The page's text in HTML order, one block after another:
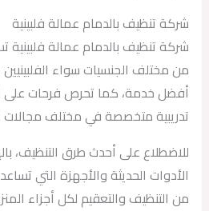
شركة تنظيف بالدمام عمالة فلبينية
شركة تنظيف بالدمام عمالة فلبينية
من مختلف الجنسيات سواء
أفضل خدمة، كما تحرص فرحات على
تدريبية متخصصة في مختلف مجالات
للاضطلاع على أحدث طرق التنظيف،
الأدوات الحديثة والأجهزة التي
من التنظيف والتعقيم لكل أجزاء